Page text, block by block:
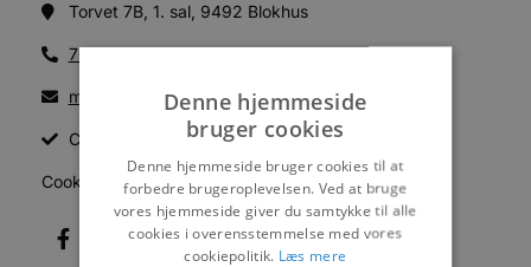
Torvet 7B, 1. sal, 9492 Blokhus
70200123
mail@blokhus.dk
CVR: 26486378
Cookiepolitik
Denne hjemmeside
bruger cookies
Denne hjemmeside bruger cookies til at
forbedre brugeroplevelsen. Ved at bruge
vores hjemmeside giver du samtykke til alle
cookies i overensstemmelse med vores
cookiepolitik. Læs mere